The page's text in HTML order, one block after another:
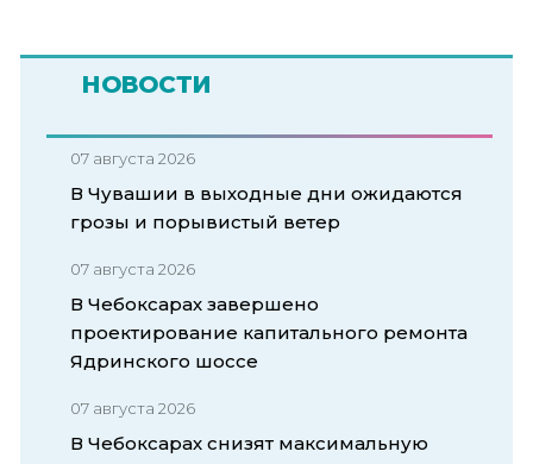
НОВОСТИ
07 августа 2026
В Чувашии в выходные дни ожидаются
грозы и порывистый ветер
07 августа 2026
В Чебоксарах завершено
проектирование капитального ремонта
Ядринского шоссе
07 августа 2026
В Чебоксарах снизят максимальную